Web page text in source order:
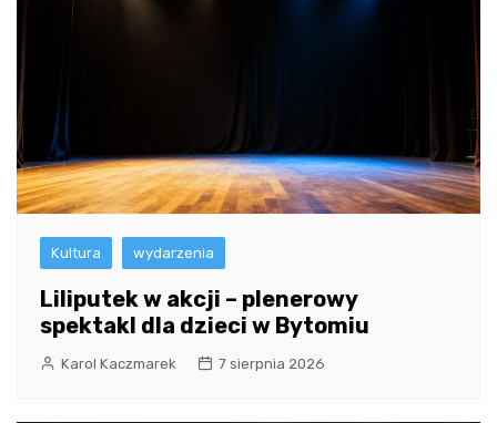
Kultura wydarzenia
Liliputek w akcji – plenerowy
spektakl dla dzieci w Bytomiu
Karol Kaczmarek 7 sierpnia 2026